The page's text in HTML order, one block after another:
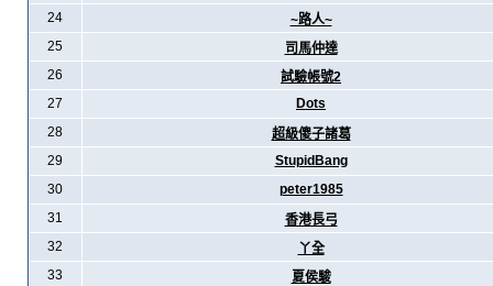
24
~路人~
25
司馬仲達
26
試驗帳號2
27
Dots
28
超級傻子諸葛
29
StupidBang
30
peter1985
31
香港長弓
32
丫全
33
夏侯駿